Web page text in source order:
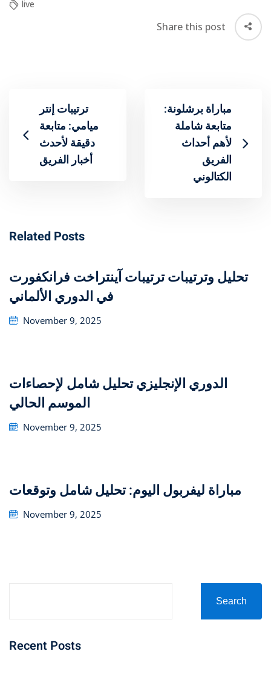
live
Share this post
ترتيبات إنتر
ميامي: متابعة
دقيقة لأحدث
أخبار الفريق
مباراة برشلونة:
متابعة شاملة
لأهم أحداث
الفريق
الكتالوني
Related Posts
تحليل وترتيبات ترتيبات آينتراخت فرانكفورت
في الدوري الألماني
Posted
November 9, 2025
تحليل شامل لإحصاءات ‎الدوري الإنجليزي
الموسم الحالي
Posted
November 9, 2025
مباراة ليفربول اليوم: تحليل شامل وتوقعات
Posted
November 9, 2025
Search
Recent Posts